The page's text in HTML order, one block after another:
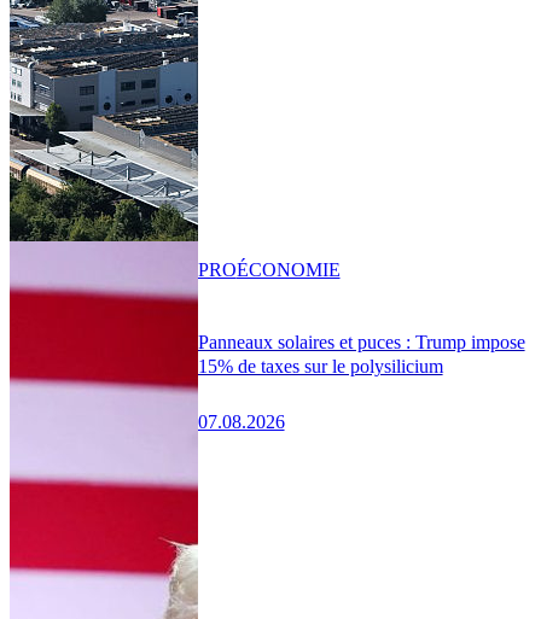
Panneaux solaires et puces : Trump impose
15% de taxes sur le polysilicium
07.08.2026
PROÉCONOMIE